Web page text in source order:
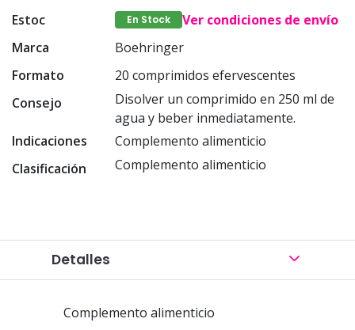
Estoc En Stock
Ver condiciones de envío
Marca
Boehringer
Formato
20 comprimidos efervescentes
Consejo
Disolver un comprimido en 250 ml de
agua y beber inmediatamente.
Indicaciones
Complemento alimenticio
Clasificación
Complemento alimenticio
Detalles
Complemento alimenticio